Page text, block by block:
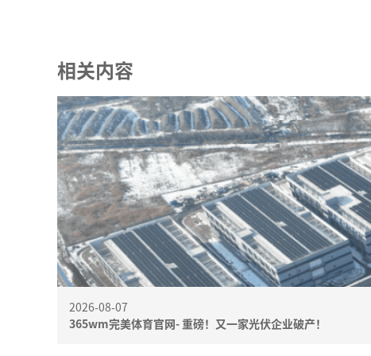
相关内容
2026-08-07
365wm完美体育官网- 重磅！又一家光伏企业破产！